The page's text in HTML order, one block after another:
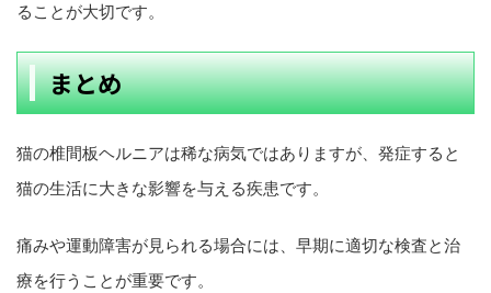
ることが大切です。
まとめ
猫の椎間板ヘルニアは稀な病気ではありますが、発症すると
猫の生活に大きな影響を与える疾患です。
痛みや運動障害が見られる場合には、早期に適切な検査と治
療を行うことが重要です。